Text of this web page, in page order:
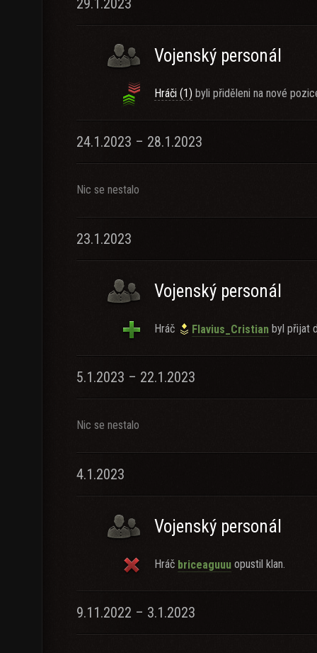
29.1.2023
Vojenský personál
Hráči (1) byli přiděleni na nové
24.1.2023 – 28.1.2023
Nic se nestalo
23.1.2023
Vojenský personál
Hráč Flavius_Cristian byl přijat
5.1.2023 – 22.1.2023
Nic se nestalo
4.1.2023
Vojenský personál
Hráč briceaguuu opustil klan.
9.11.2022 – 3.1.2023